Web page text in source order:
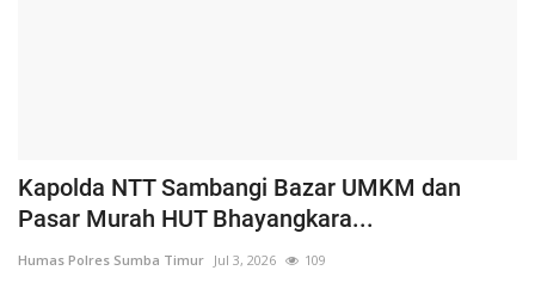
Kapolda NTT Sambangi Bazar UMKM dan
Pasar Murah HUT Bhayangkara...
Humas Polres Sumba Timur Jul 3, 2026 109